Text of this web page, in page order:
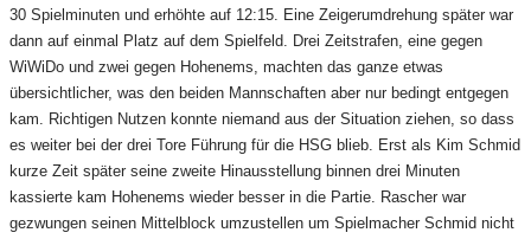
30 Spielminuten und erhöhte auf 12:15. Eine Zeigerumdrehung später war
dann auf einmal Platz auf dem Spielfeld. Drei Zeitstrafen, eine gegen
WiWiDo und zwei gegen Hohenems, machten das ganze etwas
übersichtlicher, was den beiden Mannschaften aber nur bedingt entgegen
kam. Richtigen Nutzen konnte niemand aus der Situation ziehen, so dass
es weiter bei der drei Tore Führung für die HSG blieb. Erst als Kim Schmid
kurze Zeit später seine zweite Hinausstellung binnen drei Minuten
kassierte kam Hohenems wieder besser in die Partie. Rascher war
gezwungen seinen Mittelblock umzustellen um Spielmacher Schmid nicht